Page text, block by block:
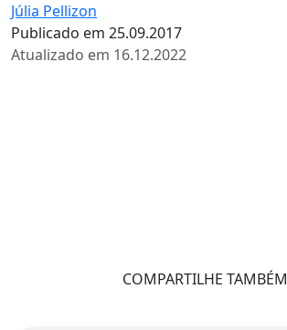
Júlia Pellizon
Publicado em 25.09.2017
Atualizado em 16.12.2022
COMPARTILHE TAMBÉM